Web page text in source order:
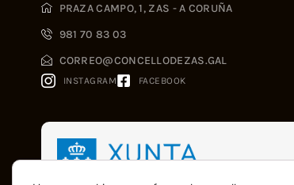
PRAZA CAMPO, 1, ZAS - A CORUÑA
981 70 83 03
CORREO@CONCELLODEZAS.GAL
INSTAGRAM FACEBOOK